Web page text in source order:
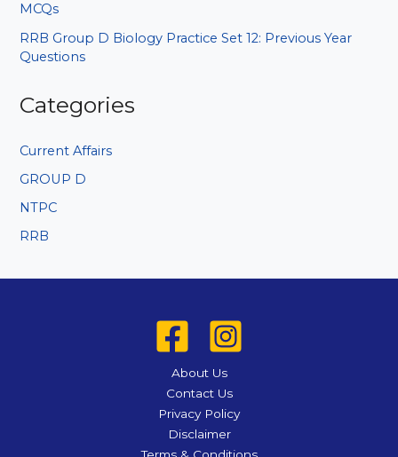
MCQs
RRB Group D Biology Practice Set 12: Previous Year
Questions
Categories
Current Affairs
GROUP D
NTPC
RRB
About Us
Contact Us
Privacy Policy
Disclaimer